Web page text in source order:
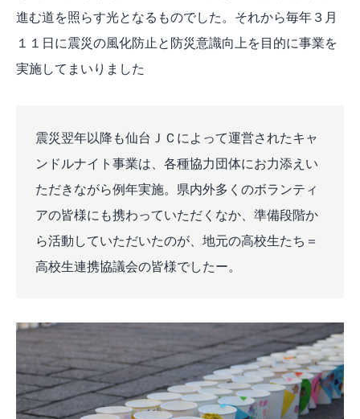
進む道を照らす光となるものでした。それから毎年３月
１１日に震災の風化防止と防災意識向上を目的に事業を
実施してまいりました
震災翌年以降も仙台ＪＣによって運営されたキャ
ンドルナイト事業は、各種協力団体にお力添えい
ただきながら例年実施。県内外多くのボランティ
アの皆様にも携わっていただくなか、準備段階か
ら活動していただいたのが、地元の高校生たち＝
高校生連携協議会の皆様でしたー。